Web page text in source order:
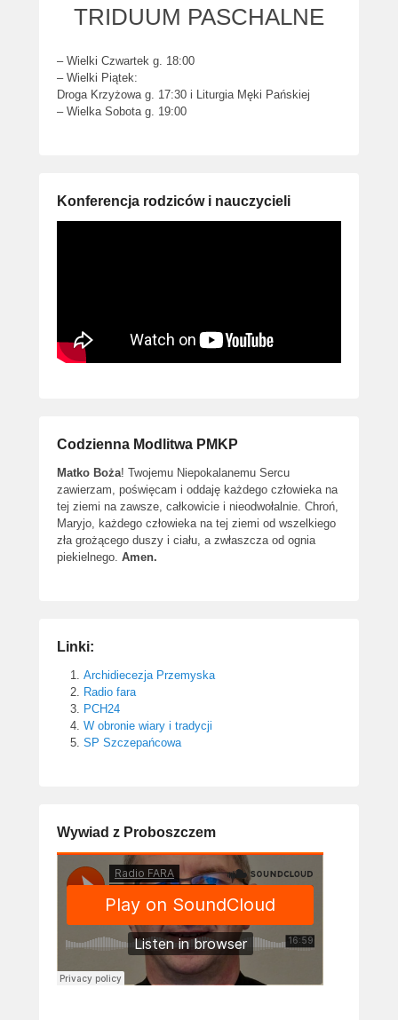
TRIDUUM PASCHALNE
– Wielki Czwartek g. 18:00
– Wielki Piątek:
Droga Krzyżowa g. 17:30 i Liturgia Męki Pańskiej
– Wielka Sobota g. 19:00
Konferencja rodziców i nauczycieli
Codzienna Modlitwa PMKP
Matko Boża! Twojemu Niepokalanemu Sercu
zawierzam, poświęcam i oddaję każdego człowieka na
tej ziemi na zawsze, całkowicie i nieodwołalnie. Chroń,
Maryjo, każdego człowieka na tej ziemi od wszelkiego
zła grożącego duszy i ciału, a zwłaszcza od ognia
piekielnego. Amen.
Linki:
Archidiecezja Przemyska
Radio fara
PCH24
W obronie wiary i tradycji
SP Szczepańcowa
Wywiad z Proboszczem